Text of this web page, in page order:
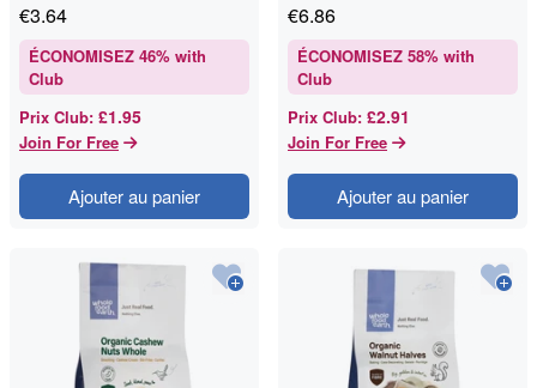
€3.64
ÉCONOMISEZ 46% with
Club
Prix Club: £1.95
Join For Free
Ajouter au panier
€6.86
ÉCONOMISEZ 58% with
Club
Prix Club: £2.91
Join For Free
Ajouter au panier